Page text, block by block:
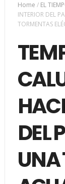
Home / EL
INTERIOR DEL
TORMENTAS
DEL
UNA